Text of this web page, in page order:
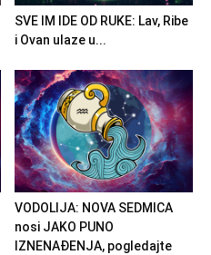
SVE IM IDE OD RUKE: Lav, Ribe
i Ovan ulaze u...
VODOLIJA: NOVA SEDMICA
nosi JAKO PUNO
IZNENAĐENJA, pogledajte